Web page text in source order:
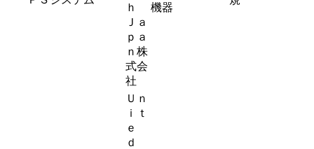
ｈ
Ｊａ
ｐａ
ｎ株
式会
社
機器
Ｕｎ
ｉｔ
ｅ
ｄ